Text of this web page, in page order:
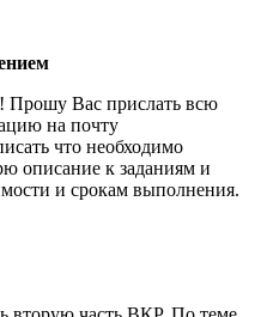
Прошу Вас прислать всю
на почту
что необходимо
описание к заданиям и
и срокам выполнения.